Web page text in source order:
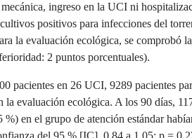
ingreso en la UCI ni
positivos para infecciones del
la evaluación ecológica, se comprobó
2 puntos porcentuales).
pacientes en 26 UCI, 9289 pacientes
evaluación ecológica. A los 90 días,
en el grupo de atención estándar
del 95 % [IC], 0,84 a 1,05; p =